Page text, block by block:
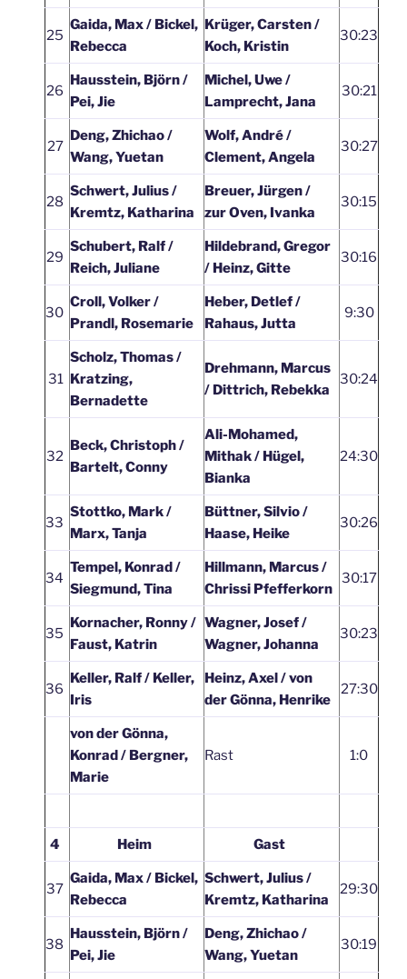
25
Gaida, Max / Bickel,
Rebecca
Krüger, Carsten /
Koch, Kristin
30:23
26
Hausstein, Björn /
Pei, Jie
Michel, Uwe /
Lamprecht, Jana
30:21
27
Deng, Zhichao /
Wang, Yuetan
Wolf, André /
Clement, Angela
30:27
28
Schwert, Julius /
Kremtz, Katharina
Breuer, Jürgen /
zur Oven, Ivanka
30:15
29
Schubert, Ralf /
Reich, Juliane
Hildebrand, Gregor
/ Heinz, Gitte
30:16
30
Croll, Volker /
Prandl, Rosemarie
Heber, Detlef /
Rahaus, Jutta
9:30
31
Scholz, Thomas /
Kratzing,
Bernadette
Drehmann, Marcus
/ Dittrich, Rebekka
30:24
32
Beck, Christoph /
Bartelt, Conny
Ali-Mohamed,
Mithak / Hügel,
Bianka
24:30
33
Stottko, Mark /
Marx, Tanja
Büttner, Silvio /
Haase, Heike
30:26
34
Tempel, Konrad /
Siegmund, Tina
Hillmann, Marcus /
Chrissi Pfefferkorn
30:17
35
Kornacher, Ronny /
Faust, Katrin
Wagner, Josef /
Wagner, Johanna
30:23
36
Keller, Ralf / Keller,
Iris
Heinz, Axel / von
der Gönna, Henrike
27:30
von der Gönna,
Konrad / Bergner,
Marie
Rast 1:0
4 Heim Gast
37
Gaida, Max / Bickel,
Rebecca
Schwert, Julius /
Kremtz, Katharina
29:30
38
Hausstein, Björn /
Pei, Jie
Deng, Zhichao /
Wang, Yuetan
30:19